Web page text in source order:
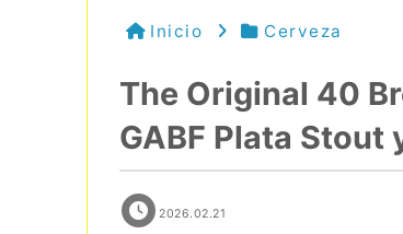
Inicio Cerveza
The Original 40
GABF Plata
2026.02.21